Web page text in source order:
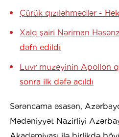
Çürük qızıləhmədlər -
Xalq şairi Nəriman
dəfn edildi
Luvr muzeyinin Apollon
sonra ilk dəfə açıldı
Sərəncama əsasən,
Mədəniyyət Nazirliyi